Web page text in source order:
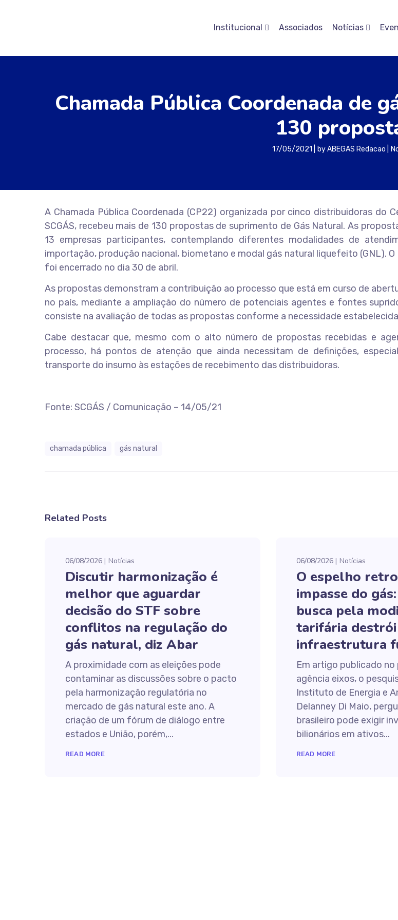
Institucional Associados Notícias
Chamada Pública Coordenada de
130
17/05/2021 byABEGAS Redacao
A Chamada Pública Coordenada (CP22) organizada por cinco distribuidoras do
SCGÁS, recebeu mais de 130 propostas de suprimento de Gás Natural. As
13 empresas participantes, contemplando diferentes modalidades de
importação, produção nacional, biometano e modal gás natural liquefeito (GNL).
foi encerrado no dia 30 de abril.
As propostas demonstram a contribuição ao processo que está em curso de
no país, mediante a ampliação do número de potenciais agentes e fontes
consiste na avaliação de todas as propostas conforme a necessidade
Cabe destacar que, mesmo com o alto número de propostas recebidas e
processo, há pontos de atenção que ainda necessitam de definições,
transporte do insumo às estações de recebimento das distribuidoras.
Fonte: SCGÁS / Comunicação – 14/05/21
chamada pública gás natural
Related Posts
06/08/2026 Notícias
Discutir harmonização é
melhor que aguardar
decisão do STF sobre
conflitos na regulação do
gás natural, diz Abar
A proximidade com as eleições pode
contaminar as discussões sobre o pacto
pela harmonização regulatória no
mercado de gás natural este ano. A
criação de um fórum de diálogo entre
estados e União, porém,...
READ MORE
06/08/2026 Notícias
O espelho
impasse do
busca pela
tarifária destrói
infraestrutura
Em artigo publicado no
agência eixos, o
Instituto de Energia e
Delanney Di Maio,
brasileiro pode exigir
bilionários em ativos...
READ MORE